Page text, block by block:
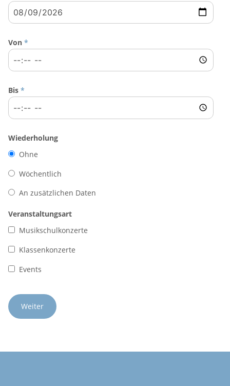
Von *
Bis *
Wiederholung
Ohne
Wöchentlich
An zusätzlichen Daten
Veranstaltungsart
Musikschulkonzerte
Klassenkonzerte
Events